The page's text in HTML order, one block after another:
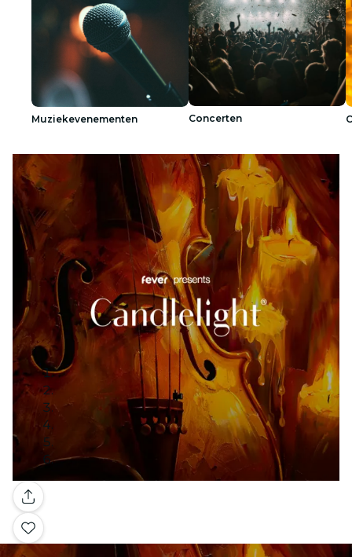
Muziekevenementen Concerten
Galerij